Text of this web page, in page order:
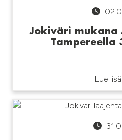
Jokiväri mukana
Tampereella
Lue